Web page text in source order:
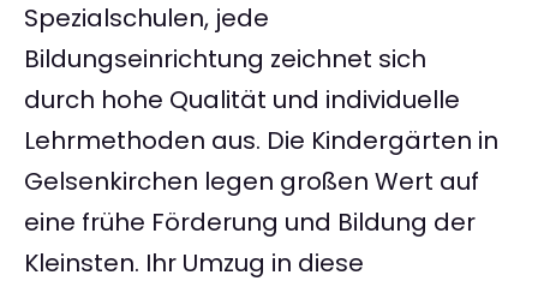
Spezialschulen, jede
Bildungseinrichtung zeichnet sich
durch hohe Qualität und individuelle
Lehrmethoden aus. Die Kindergärten in
Gelsenkirchen legen großen Wert auf
eine frühe Förderung und Bildung der
Kleinsten. Ihr Umzug in diese